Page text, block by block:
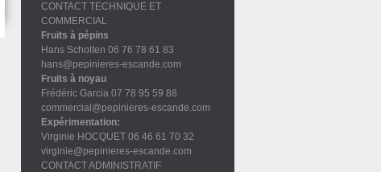
CONTACT TECHNIQUE ET
COMMERCIAL
Fruits à pépins
Hans Scholten 06 76 78 61 83
hans@pepinieres-escande.com
Fruits à noyau
Frédéric Garcia 07 78 95 59 88
commercial@pepinieres-escande.com
Expérimentation:
Virginie HOCQUET 06 46 61 70 32
virginie@pepinieres-escande.com
CONTACT ADMINISTRATIF